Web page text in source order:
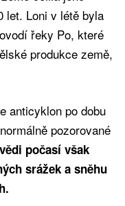
let. Loni v létě byla
řeky Po, které
produkce země,
anticyklon po dobu
pozorované
počasí však
srážek a sněhu